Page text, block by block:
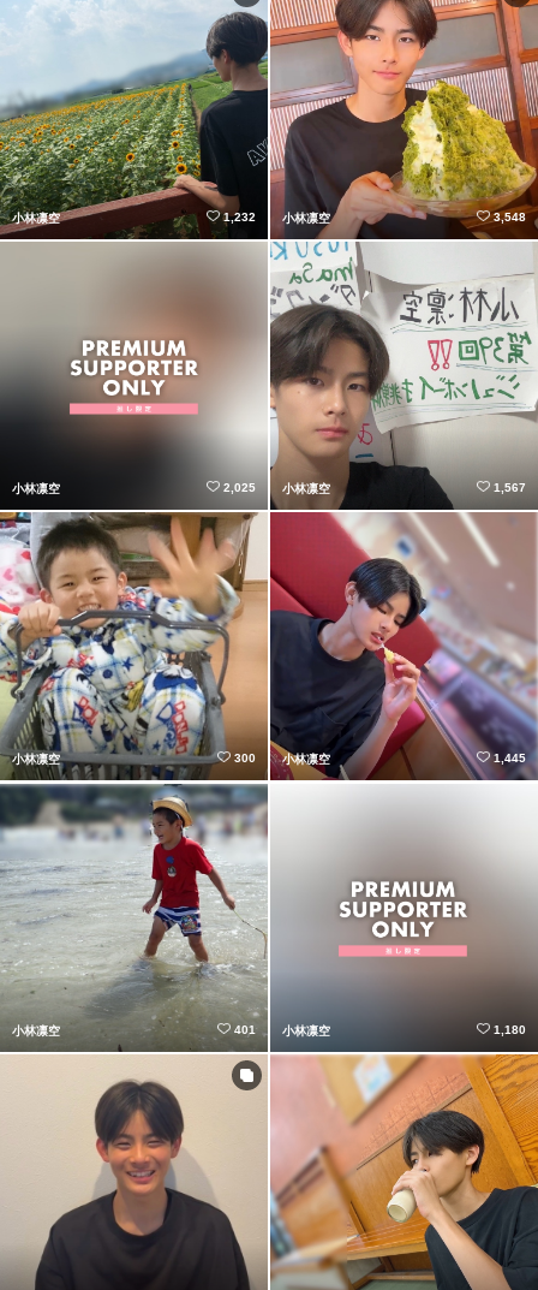
小林凛空 1,232 小林凛空 3,548
小林凛空 2,025 小林凛空 1,567
小林凛空 300 小林凛空 1,445
小林凛空 401 小林凛空 1,180